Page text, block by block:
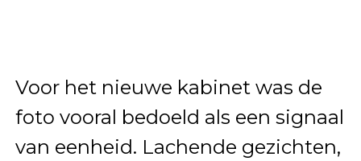
Voor het nieuwe kabinet was de
foto vooral bedoeld als een signaal
van eenheid. Lachende gezichten,